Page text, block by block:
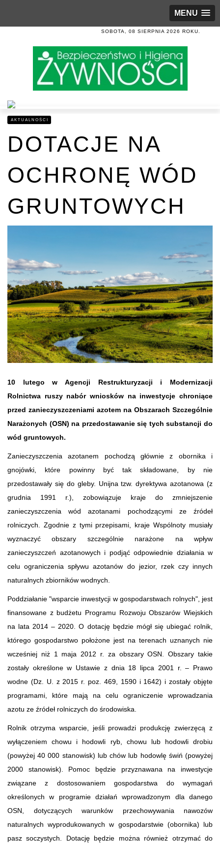
MENU
SOBOTA, 08 SIERPNIA 2026 ROKU.
AKTUALNOŚCI
DOTACJE NA
OCHRONĘ WÓD
GRUNTOWYCH
10 lutego w Agencji Restrukturyzacji i Modernizacji
Rolnictwa ruszy nabór wniosków na inwestycje chroniące
przed zanieczyszczeniami azotem na Obszarach Szczególnie
Narażonych (OSN) na przedostawanie się tych substancji do
wód gruntowych.
Zanieczyszczenia azotanem pochodzą głównie z obornika i
gnojówki, które powinny być tak składowane, by nie
przedostawały się do gleby. Unijna tzw. dyrektywa azotanowa (z
grudnia 1991 r.), zobowiązuje kraje do zmniejszenie
zanieczyszczenia wód azotanami pochodzącymi ze źródeł
rolniczych. Zgodnie z tymi przepisami, kraje Wspólnoty musiały
wyznaczyć obszary szczególnie narażone na wpływ
zanieczyszczeń azotanowych i podjąć odpowiednie działania w
celu ograniczenia spływu azotanów do jezior, rzek czy innych
naturalnych zbiorników wodnych.
Poddziałanie "wsparcie inwestycji w gospodarstwach rolnych", jest
finansowane z budżetu Programu Rozwoju Obszarów Wiejskich
na lata 2014 – 2020. O dotację będzie mógł się ubiegać rolnik,
którego gospodarstwo położone jest na terenach uznanych nie
wcześniej niż 1 maja 2012 r. za obszary OSN. Obszary takie
zostały określone w Ustawie z dnia 18 lipca 2001 r. – Prawo
wodne (Dz. U. z 2015 r. poz. 469, 1590 i 1642) i zostały objęte
programami, które mają na celu ograniczenie wprowadzania
azotu ze źródeł rolniczych do środowiska.
Rolnik otrzyma wsparcie, jeśli prowadzi produkcję zwierzęcą z
wyłączeniem chowu i hodowli ryb, chowu lub hodowli drobiu
(powyżej 40 000 stanowisk) lub chów lub hodowlę świń (powyżej
2000 stanowisk). Pomoc będzie przyznawana na inwestycje
związane z dostosowaniem gospodarstwa do wymagań
określonych w programie działań wprowadzonym dla danego
OSN, dotyczących warunków przechowywania nawozów
naturalnych wyprodukowanych w gospodarstwie (obornika) lub
pasz soczystych. Dotację będzie można również otrzymać do